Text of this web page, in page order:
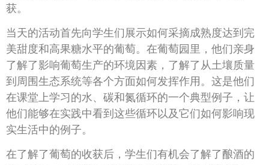
获。
当天的活动首先向学生们展示如何采摘成熟度达到完
美甜度和高果糖水平的葡萄。在葡萄园里，他们亲身
了解了影响葡萄生产的环境因素，了解了从土壤质量
到周围生态系统等各个方面如何发挥作用。这是他们
在课堂上学习的水、碳和氮循环的一个典型例子，让
他们能够在实践中看到这些循环以及它们如何影响现
实生活中的例子。
在了解了葡萄的收获后，学生们有机会了解了酿酒的